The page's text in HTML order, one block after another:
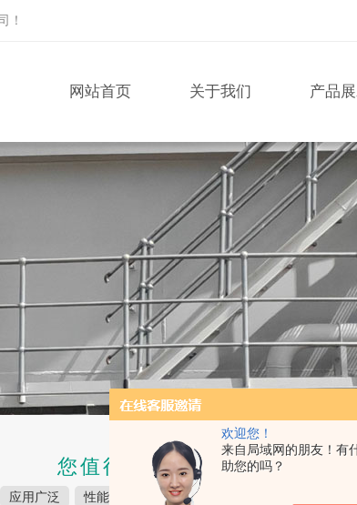
欢迎您！
来自局域网的朋友！有
助您的吗？
！
网站首页 关于我们 产品
您值得信赖的品质
应用广泛 性能稳定 品质保障